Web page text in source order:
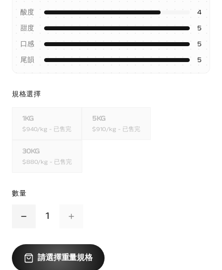
酸度
4
甜度
5
口感
5
尾韻
5
規格選擇
1KG
$940/kg- 已售完
5KG
$910/kg- 已售完
30KG
$880/kg- 已售完
數量
1
請選擇重量規格